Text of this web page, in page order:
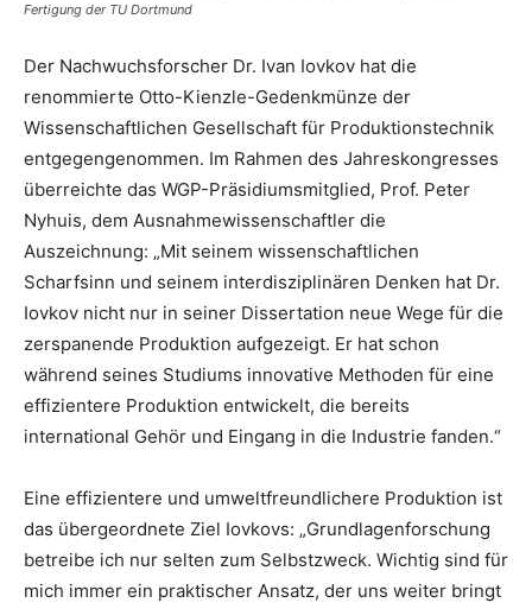
Fertigung der TU Dortmund
Der Nachwuchsforscher Dr. Ivan Iovkov hat die
renommierte Otto-Kienzle-Gedenkmünze der
Wissenschaftlichen Gesellschaft für Produktionstechnik
entgegengenommen. Im Rahmen des Jahreskongresses
überreichte das WGP-Präsidiumsmitglied, Prof. Peter
Nyhuis, dem Ausnahmewissenschaftler die
Auszeichnung: „Mit seinem wissenschaftlichen
Scharfsinn und seinem interdisziplinären Denken hat Dr.
Iovkov nicht nur in seiner Dissertation neue Wege für die
zerspanende Produktion aufgezeigt. Er hat schon
während seines Studiums innovative Methoden für eine
effizientere Produktion entwickelt, die bereits
international Gehör und Eingang in die Industrie fanden.“
Eine effizientere und umweltfreundlichere Produktion ist
das übergeordnete Ziel Iovkovs: „Grundlagenforschung
betreibe ich nur selten zum Selbstzweck. Wichtig sind für
mich immer ein praktischer Ansatz, der uns weiter bringt